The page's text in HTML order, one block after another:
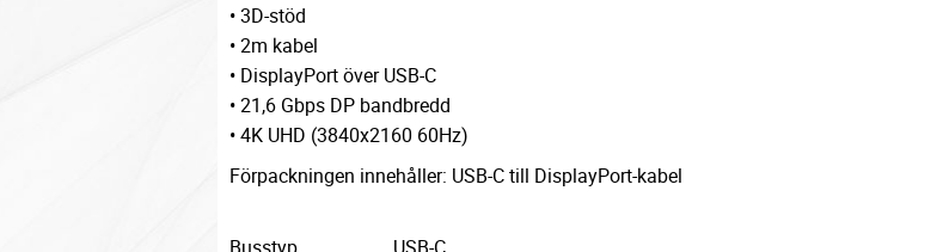
• 3D-stöd
• 2m kabel
• DisplayPort över USB-C
• 21,6 Gbps DP bandbredd
• 4K UHD (3840x2160 60Hz)
Förpackningen innehåller: USB-C till DisplayPort-kabel